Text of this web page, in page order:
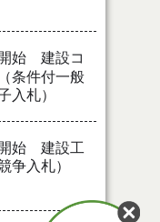
始 建設コ
条件付一般
入札）
始 建設工
争入札）